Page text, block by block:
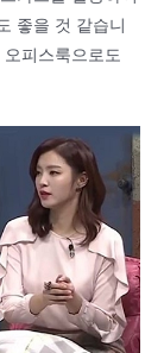
좋을 것 같습니
피스룩으로도